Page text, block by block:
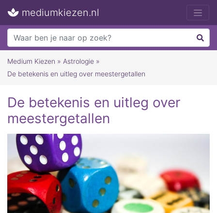
mediumkiezen.nl
Medium Kiezen » Astrologie »
De betekenis en uitleg over meestergetallen
De betekenis en uitleg over
meestergetallen